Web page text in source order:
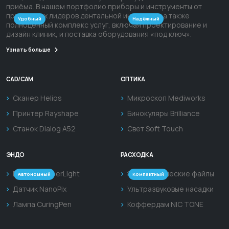
Удобный
Микроскоп Mediworks SM620
Pro+
Надёжный
Микроскоп Mediworks SM610
Pro+
Автономный Компактный
приёма. В нашем портфолио приборы и инструменты от
признанных лидеров дентальной индустрии, а также
полноценный комплекс услуг, включая проектирование и
дизайн клиник, и поставка оборудования «под ключ».
Узнать больше
CAD/CAM
Сканер Helios
Принтер Rayshape
Станок Dialog A52
ОПТИКА
Микроскоп Mediworks
Бинокуляры Brilliance
Свет Soft Touch
ЭНДО
Рентген HyperLight
Датчик NanoPix
Лампа CuringPen
РАСХОДКА
Эндодонтические файлы
Ультразвуковые насадки
Коффердам NIC TONE